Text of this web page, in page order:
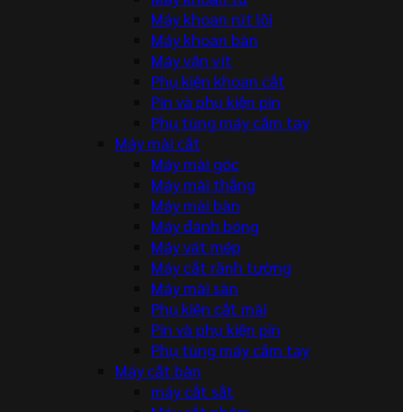
Máy khoan rút lõi
Máy khoan bàn
Máy vặn vít
Phụ kiện khoan cắt
Pin và phụ kiện pin
Phụ tùng máy cầm tay
Máy mài cắt
Máy mài góc
Máy mài thẳng
Máy mài bàn
Máy đánh bóng
Máy vát mép
Máy cắt rãnh tường
Máy mài sàn
Phụ kiện cắt mài
Pin và phụ kiện pin
Phụ tùng máy cầm tay
Máy cắt bàn
máy cắt sắt